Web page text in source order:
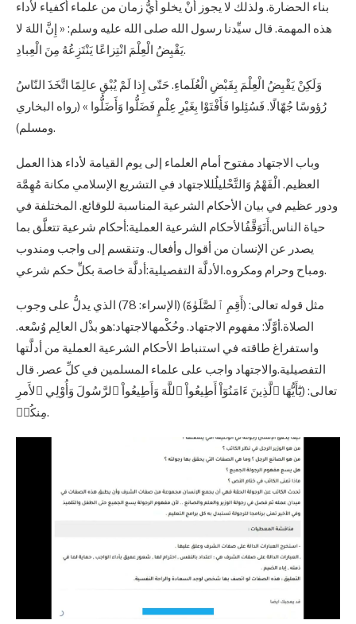
بناء الحضارة. ولذلك لا يجوز أنْ يخلو أيُّ زمان من علماء أكفياء لأداء
هذه المهمة. قال سيِّدنا رسول الله صلى الله عليه وسلم: « إِنَّ اللهَ لا
يَقْبِضُ الْعِلْمَ انْتِزاعًا يَنْتَزِعُهُ مِنَ الْعِبادِ.
وَلَكِنْ يَقْبِضُ الْعِلْمَ بِقَبْضِ الْعُلَماءِ. حَتّى إِذا لَمْ يُبْقِ عالِمًا اتَّخَذَ النّاسُ
رُؤوسًا جُهّالًا. فَسُئِلوا فَأَفْتَوْا بِغَيْرِ عِلْمٍ فَضَلُّوا وَأَضَلُّوا » (رواه البخاري
ومسلم).
وباب الاجتهاد مفتوح أمام العلماء إلى يوم القيامة لأداء هذا العمل
العظيم. الْفَهْمُ وَالتَّحْليلُللاجتهاد في التشريع الإسلامي مكانة مُهِمَّة
ودور عظيم في بيان الأحكام الشرعية المناسبة للوقائع. المختلفة في
حياة الناس.أَتَوَقَّفُالأحكام الشرعية العملية:أحكام شرعية تتعلَّق بما
يصدر عن الإنسان من أقوال وأفعال. وتنقسم إلى واجب ومندوب
ومباح وحرام ومكروه.الأدلَّة التفصيلية:أدلَّة خاصة بكلِّ حكم شرعي.
مثل قوله تعالى: (أَقِمِ ٱلصَّلَوٰةَ) (الإسراء: 78) الذي يدلُّ على وجوب
الصلاة.أوَّلًا: مفهوم الاجتهاد. وحُكْمهالاجتهاد:هو بذْل العالِم وُسْعه.
واستفراغ طاقته في استنباط الأحكام الشرعية العملية من أدلَّتها
التفصيلية.والاجتهاد واجب على علماء المسلمين في كلِّ عصر. قال
تعالى: (يَٰٓأَيُّهَا ٱلَّذِينَ ءَامَنُوٓاْ أَطِيعُواْ ٱللَّهَ وَأَطِيعُواْ ٱلرَّسُولَ وَأُوْلِي ٱلأَمرِ
مِنكُمۖ.